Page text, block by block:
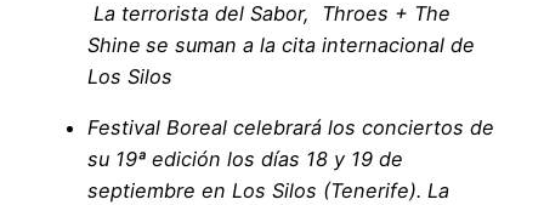
La terrorista del Sabor, Throes + The
Shine se suman a la cita internacional de
Los Silos
Festival Boreal celebrará los conciertos de
su 19ª edición los días 18 y 19 de
septiembre en Los Silos (Tenerife). La